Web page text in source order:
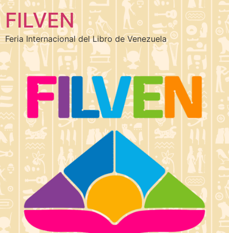
FILVEN
Feria Internacional del Libro de Venezuela